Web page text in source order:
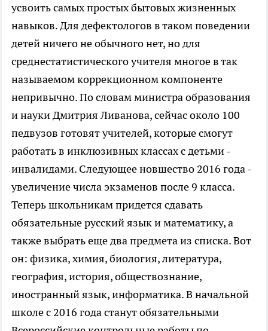
усвоить самых простых бытовых жизненных
навыков. Для дефектологов в таком поведении
детей ничего не обычного нет, но для
среднестатистического учителя многое в так
называемом коррекционном компоненте
непривычно. По словам министра образования
и науки Дмитрия Ливанова, сейчас около 100
педвузов готовят учителей, которые смогут
работать в инклюзивных классах с детьми -
инвалидами. Следующее новшество 2016 года -
увеличение числа экзаменов после 9 класса.
Теперь школьникам придется сдавать
обязательные русский язык и математику, а
также выбрать еще два предмета из списка. Вот
он: физика, химия, биология, литература,
география, история, обществознание,
иностранный язык, информатика. В начальной
школе с 2016 года станут обязательными